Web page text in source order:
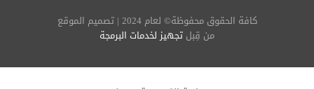
كافة الحقوق محفوظة© لعام 2024 | تصميم الموقع
من قِبل تجهيز لخدمات البرمجة